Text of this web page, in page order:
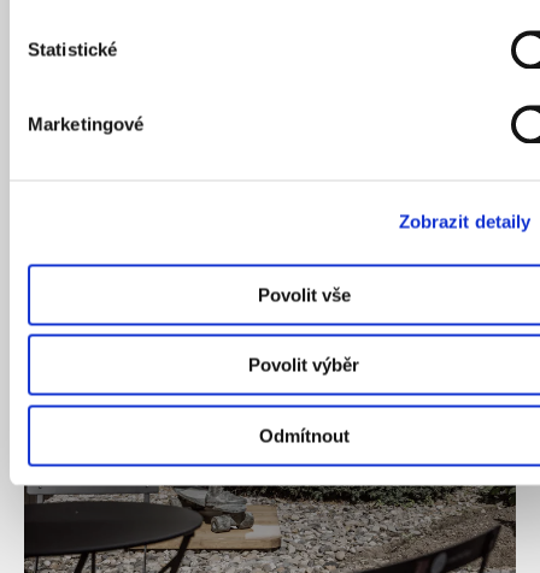
Statistické
Marketingové
Zobrazit detaily
Povolit vše
Povolit výběr
Odmítnout